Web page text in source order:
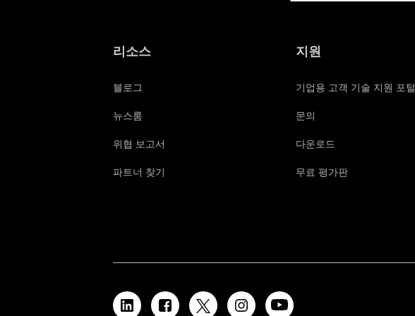
리소스
블로그
뉴스룸
위협 보고서
파트너 찾기
지원
기업용 고객 기술 지원 포털
문의
다운로드
무료 평가판